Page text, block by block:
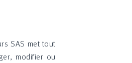
SAS met tout
modifier ou